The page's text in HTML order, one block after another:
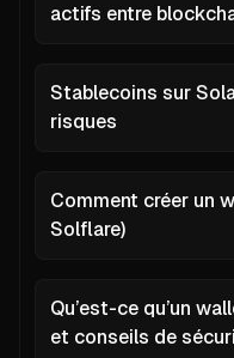
actifs entre
Stablecoins sur
risques
Comment créer un
Solflare)
Qu’est-ce qu’un
et conseils de